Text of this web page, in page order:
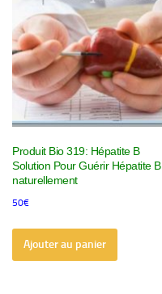
Produit Bio 319: Hépatite B
Solution Pour Guérir Hépatite B
naturellement
50€
Ajouter au panier